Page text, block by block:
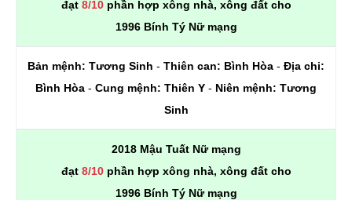
đạt 8/10phần hợp xông nhà, xông đất cho
1996 Bính Tý Nữ mạng
Bản mệnh: Tương Sinh - Thiên can: Bình Hòa - Địa chi:
Bình Hòa - Cung mệnh: Thiên Y - Niên mệnh: Tương
Sinh
2018 Mậu Tuất Nữ mạng
đạt 8/10phần hợp xông nhà, xông đất cho
1996 Bính Tý Nữ mạng